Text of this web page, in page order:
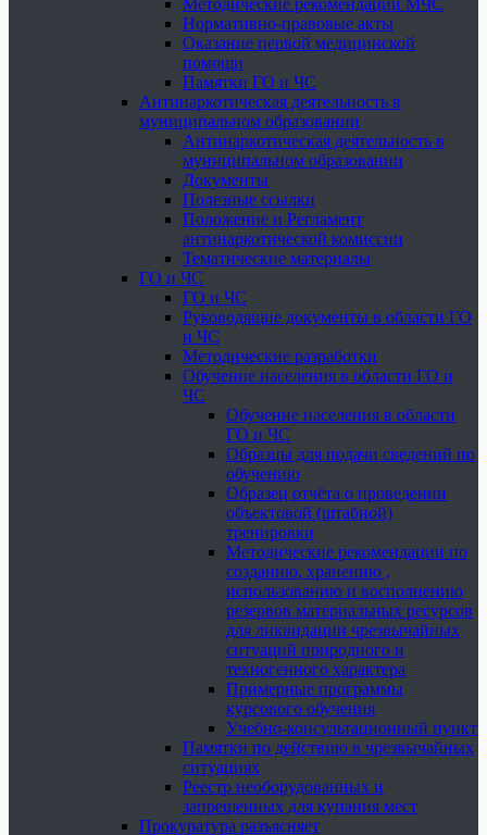
Методические рекомендации МЧС
Нормативно-правовые акты
Оказание первой медицинской
помощи
Памятки ГО и ЧС
Антинаркотическая деятельность в
муниципальном образовании
Антинаркотическая деятельность в
муниципальном образовании
Документы
Полезные ссылки
Положение и Регламент
антинаркотической комиссии
Тематические материалы
ГО и ЧС
ГО и ЧС
Руководящие документы в области ГО
и ЧС
Методические разработки
Обучение населения в области ГО и
ЧС
Обучение населения в области
ГО и ЧС
Образцы для подачи сведений по
обучению
Образец отчёта о проведении
объектовой (штабной)
тренировки
Методические рекомендации по
созданию, хранению ,
использованию и восполнению
резервов материальных ресурсов
для ликвидации чрезвычайных
ситуаций природного и
техногенного характера
Примерные программы
курсового обучения
Учебно-консультационный пункт
Памятки по действию в чрезвычайных
ситуациях
Реестр необорудованных и
запрещенных для купания мест
Прокуратура разъясняет